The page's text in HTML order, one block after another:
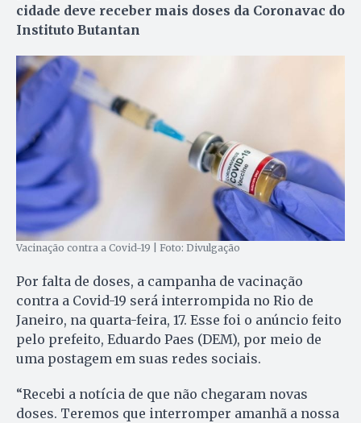
cidade deve receber mais doses da Coronavac do
Instituto Butantan
Vacinação contra a Covid-19 | Foto: Divulgação
Por falta de doses, a campanha de vacinação
contra a Covid-19 será interrompida no Rio de
Janeiro, na quarta-feira, 17. Esse foi o anúncio feito
pelo prefeito, Eduardo Paes (DEM), por meio de
uma postagem em suas redes sociais.
“Recebi a notícia de que não chegaram novas
doses. Teremos que interromper amanhã a nossa